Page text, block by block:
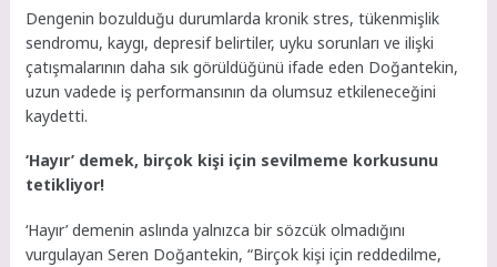
Dengenin bozulduğu durumlarda kronik stres, tükenmişlik
sendromu, kaygı, depresif belirtiler, uyku sorunları ve ilişki
çatışmalarının daha sık görüldüğünü ifade eden Doğantekin,
uzun vadede iş performansının da olumsuz etkileneceğini
kaydetti.
‘Hayır’ demek, birçok kişi için sevilmeme korkusunu
tetikliyor!
‘Hayır’ demenin aslında yalnızca bir sözcük olmadığını
vurgulayan Seren Doğantekin, “Birçok kişi için reddedilme,